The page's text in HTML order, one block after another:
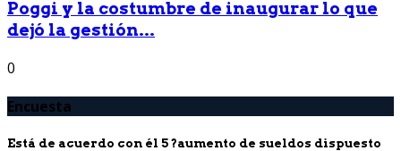
Poggi y la costumbre de inaugurar lo que
dejó la gestión...
0
Encuesta
Está de acuerdo con él 5 ?aumento de sueldos dispuesto